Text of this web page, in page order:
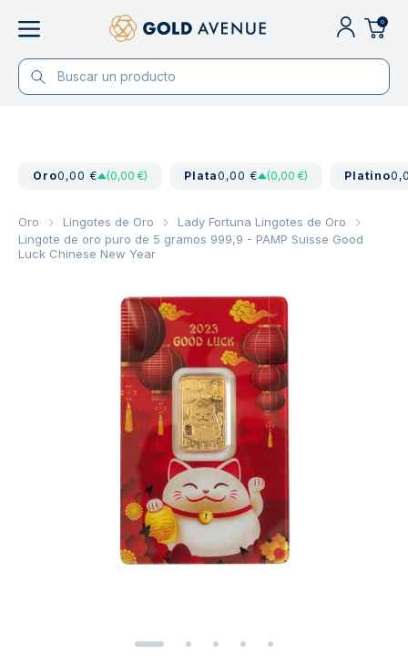
0
Oro0,00 € (0,00 €) Plata0,00 € (0,00 €) Platino
Oro Lingotes de Oro
Lady Fortuna Lingotes de Oro
Lingote de oro puro de 5 gramos 999,9 - PAMP Suisse Good
Luck Chinese New Year